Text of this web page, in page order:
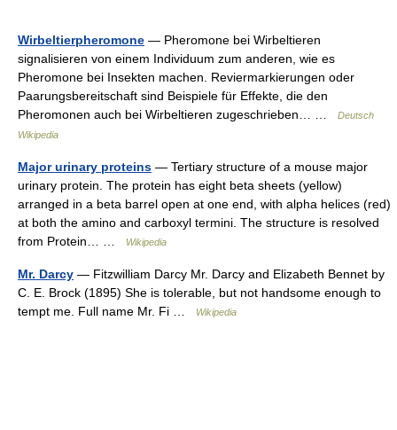
Wirbeltierpheromone — Pheromone bei Wirbeltieren
signalisieren von einem Individuum zum anderen, wie es
Pheromone bei Insekten machen. Reviermarkierungen oder
Paarungsbereitschaft sind Beispiele für Effekte, die den
Pheromonen auch bei Wirbeltieren zugeschrieben… …
Deutsch
Wikipedia
Major urinary proteins — Tertiary structure of a mouse major
urinary protein. The protein has eight beta sheets (yellow)
arranged in a beta barrel open at one end, with alpha helices (red)
at both the amino and carboxyl termini. The structure is resolved
from Protein… …
Wikipedia
Mr. Darcy — Fitzwilliam Darcy Mr. Darcy and Elizabeth Bennet by
C. E. Brock (1895) She is tolerable, but not handsome enough to
tempt me. Full name Mr. Fi …
Wikipedia